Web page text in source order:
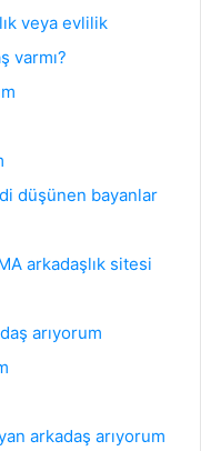
veya evlilik
varmı?
düşünen bayanlar
arkadaşlık sitesi
arıyorum
arkadaş arıyorum